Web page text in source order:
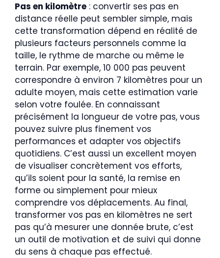
Pas en kilomètre : convertir ses pas en
distance réelle peut sembler simple, mais
cette transformation dépend en réalité de
plusieurs facteurs personnels comme la
taille, le rythme de marche ou même le
terrain. Par exemple, 10 000 pas peuvent
correspondre à environ 7 kilomètres pour un
adulte moyen, mais cette estimation varie
selon votre foulée. En connaissant
précisément la longueur de votre pas, vous
pouvez suivre plus finement vos
performances et adapter vos objectifs
quotidiens. C’est aussi un excellent moyen
de visualiser concrètement vos efforts,
qu’ils soient pour la santé, la remise en
forme ou simplement pour mieux
comprendre vos déplacements. Au final,
transformer vos pas en kilomètres ne sert
pas qu’à mesurer une donnée brute, c’est
un outil de motivation et de suivi qui donne
du sens à chaque pas effectué.